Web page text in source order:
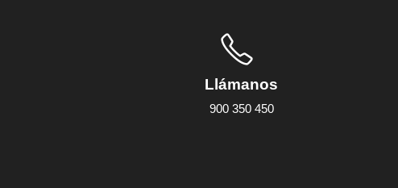
Llámanos
900 350 450